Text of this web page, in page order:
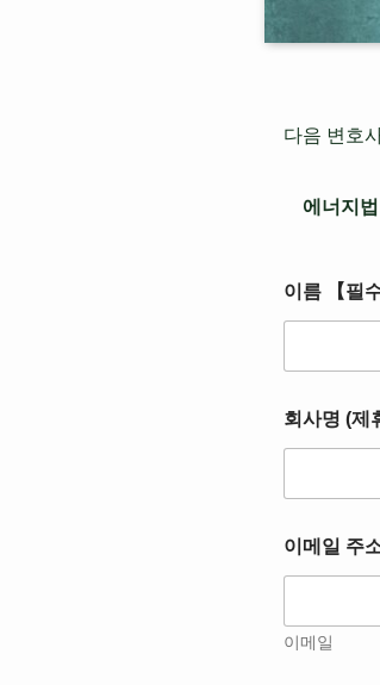
다음 변호
에너지법
(
소
【
필
수
이름 【필
회사명 (제
이메일 주
이메일